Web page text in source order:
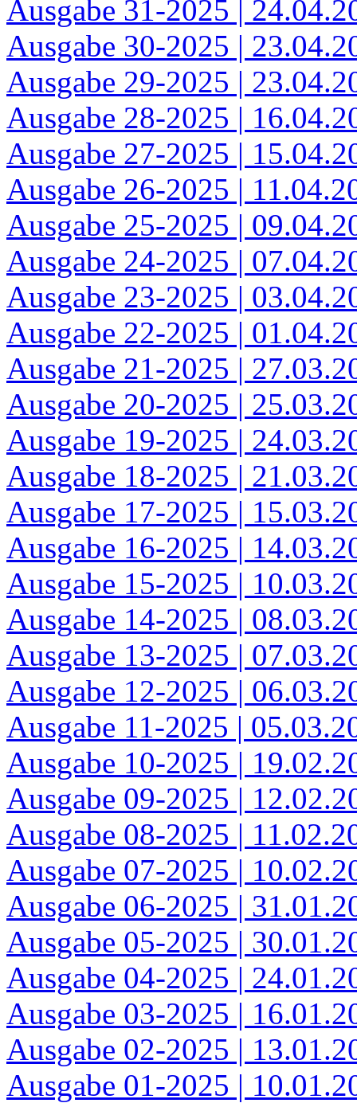
Ausgabe 31-2025 |
Ausgabe 30-2025 |
Ausgabe 29-2025 |
Ausgabe 28-2025 |
Ausgabe 27-2025 |
Ausgabe 26-2025 |
Ausgabe 25-2025 |
Ausgabe 24-2025 |
Ausgabe 23-2025 |
Ausgabe 22-2025 |
Ausgabe 21-2025 |
Ausgabe 20-2025 |
Ausgabe 19-2025 |
Ausgabe 18-2025 |
Ausgabe 17-2025 |
Ausgabe 16-2025 |
Ausgabe 15-2025 |
Ausgabe 14-2025 |
Ausgabe 13-2025 |
Ausgabe 12-2025 |
Ausgabe 11-2025 |
Ausgabe 10-2025 |
Ausgabe 09-2025 |
Ausgabe 08-2025 |
Ausgabe 07-2025 |
Ausgabe 06-2025 |
Ausgabe 05-2025 |
Ausgabe 04-2025 |
Ausgabe 03-2025 |
Ausgabe 02-2025 |
Ausgabe 01-2025 |